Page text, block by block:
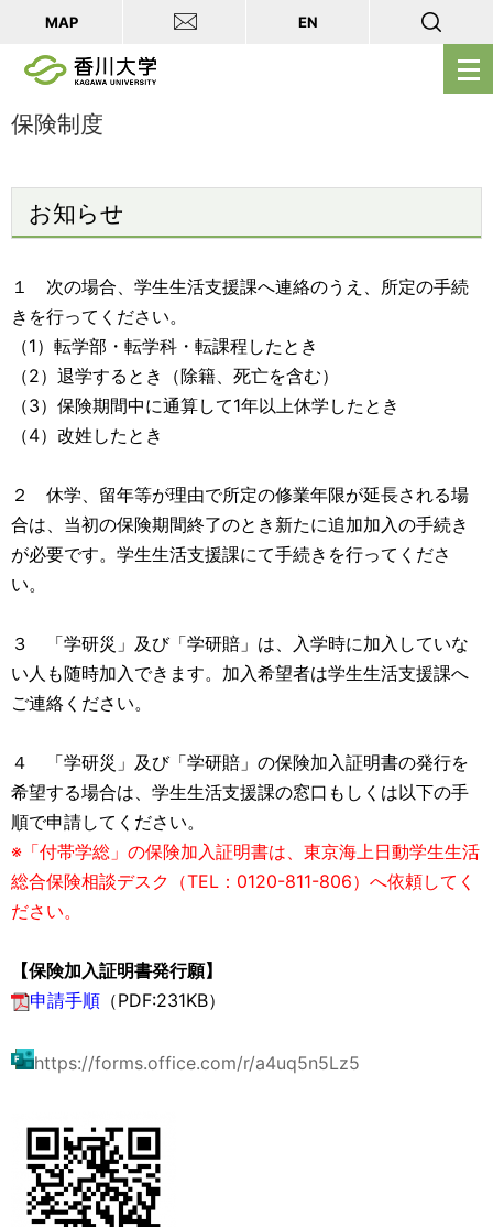
メ
ニ
く
MAP EN
保険制度
お知らせ
１ 次の場合、学生生活支援課へ連絡のうえ、所定の手続
きを行ってください。
（1）転学部・転学科・転課程したとき
（2）退学するとき（除籍、死亡を含む）
（3）保険期間中に通算して1年以上休学したとき
（4）改姓したとき
２ 休学、留年等が理由で所定の修業年限が延長される場
合は、当初の保険期間終了のとき新たに追加加入の手続き
が必要です。学生生活支援課にて手続きを行ってくださ
い。
３ 「学研災」及び「学研賠」は、入学時に加入していな
い人も随時加入できます。加入希望者は学生生活支援課へ
ご連絡ください。
４ 「学研災」及び「学研賠」の保険加入証明書の発行を
希望する場合は、学生生活支援課の窓口もしくは以下の手
順で申請してください。
※「付帯学総」の保険加入証明書は、東京海上日動学生生活
総合保険相談デスク（TEL：0120-811-806）へ依頼してく
ださい。
【保険加入証明書発行願】
申請手順 （PDF:231KB）
https://forms.office.com/r/a4uq5n5Lz5